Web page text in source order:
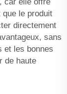
le produit
directement
sans
et les bonnes
de haute